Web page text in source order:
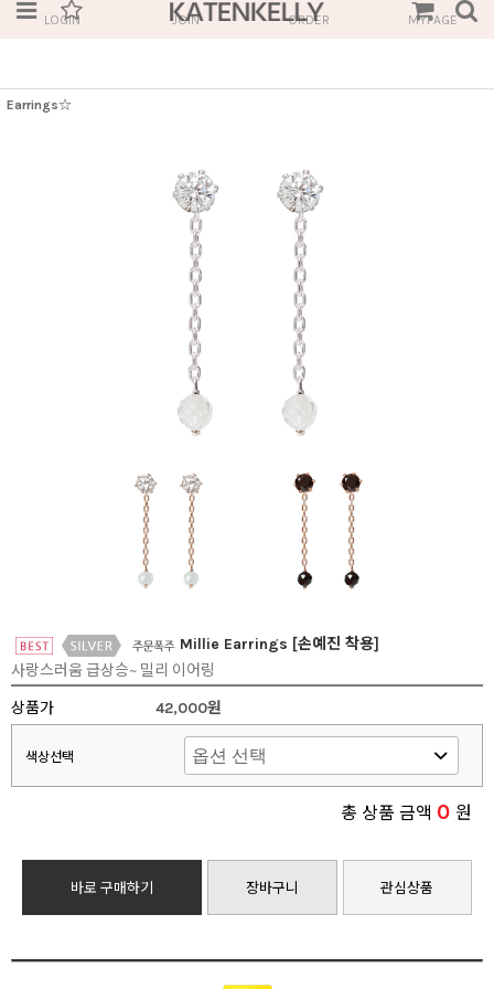
LOGIN JOIN ORDER MYPAGE
Earrings☆
Millie Earrings [손예진 착용]
사랑스러움 급상승~ 밀리 이어링
상품가
42,000원
색상선택
총 상품 금액 0 원
바로 구매하기 장바구니 관심상품